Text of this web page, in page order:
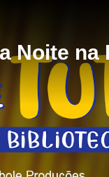
Noite